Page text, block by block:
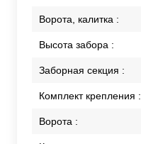
Ворота, калитка :
Высота забора :
Заборная секция :
Комплект крепления :
Ворота :